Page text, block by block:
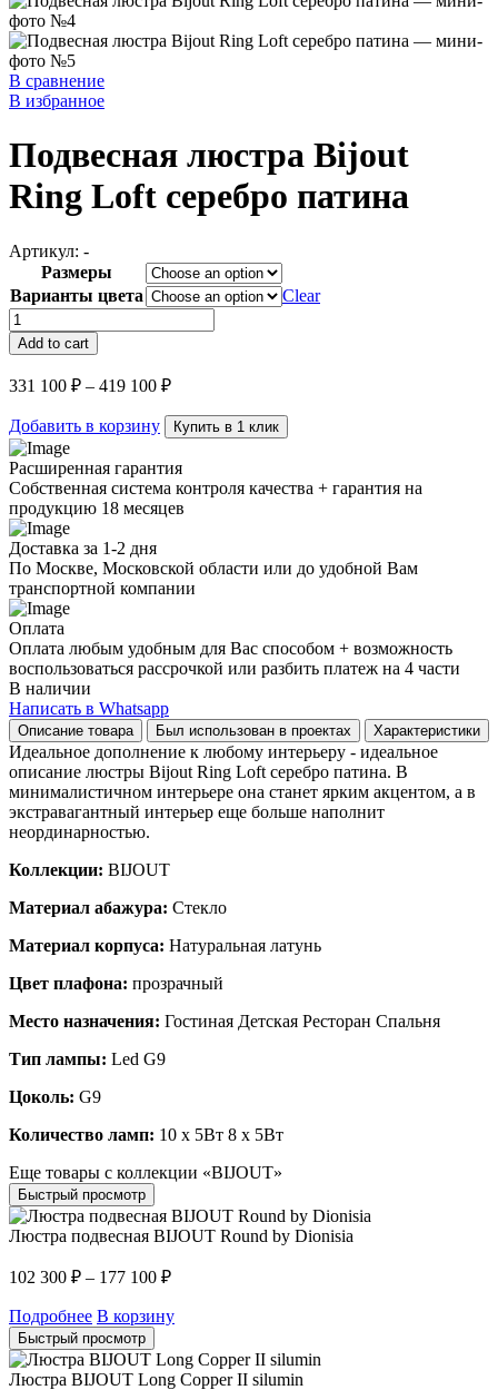
В сравнение
В избранное
Подвесная люстра Bijout
Ring Loft серебро патина
Артикул: -
Размеры
Варианты цвета
Clear
Подвесная
люстра
Bijout
Ring
Loft
серебро
патина
quantity
Add to cart
331 100 ₽ – 419 100 ₽
Добавить в корзину Купить в 1 клик
Расширенная гарантия
Собственная система контроля качества + гарантия на
продукцию 18 месяцев
Доставка за 1-2 дня
По Москве, Московской области или до удобной Вам
транспортной компании
Оплата
Оплата любым удобным для Вас способом + возможность
воспользоваться рассрочкой или разбить платеж на 4 части
В наличии
Написать в Whatsapp
Описание товара Был использован в проектах Характеристики
Идеальное дополнение к любому интерьеру - идеальное
описание люстры Bijout Ring Loft серебро патина. В
минималистичном интерьере она станет ярким акцентом, а в
экстравагантный интерьер еще больше наполнит
неординарностью.
Коллекции: BIJOUT
Материал абажура: Стекло
Материал корпуса: Натуральная латунь
Цвет плафона: прозрачный
Место назначения: Гостиная Детская Ресторан Спальня
Тип лампы: Led G9
Цоколь: G9
Количество ламп: 10 x 5Вт 8 x 5Вт
Еще товары с коллекции «BIJOUT»
Быстрый просмотр
Люстра подвесная BIJOUT Round by Dionisia
102 300 ₽ – 177 100 ₽
Подробнее В корзину
Быстрый просмотр
Люстра BIJOUT Long Copper II silumin